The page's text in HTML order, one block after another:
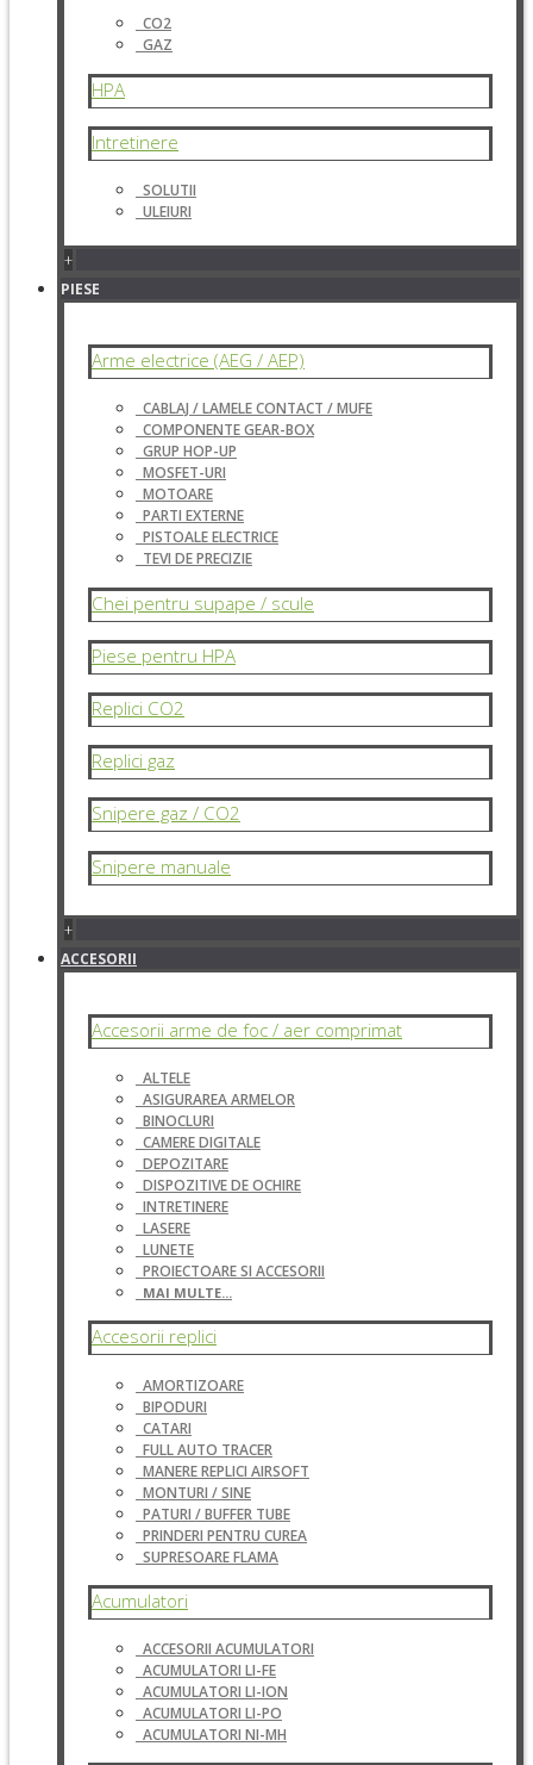
CO2
GAZ
HPA
Intretinere
SOLUTII
ULEIURI
+
PIESE
Arme electrice (AEG / AEP)
CABLAJ / LAMELE CONTACT / MUFE
COMPONENTE GEAR-BOX
GRUP HOP-UP
MOSFET-URI
MOTOARE
PARTI EXTERNE
PISTOALE ELECTRICE
TEVI DE PRECIZIE
Chei pentru supape / scule
Piese pentru HPA
Replici CO2
Replici gaz
Snipere gaz / CO2
Snipere manuale
+
ACCESORII
Accesorii arme de foc / aer comprimat
ALTELE
ASIGURAREA ARMELOR
BINOCLURI
CAMERE DIGITALE
DEPOZITARE
DISPOZITIVE DE OCHIRE
INTRETINERE
LASERE
LUNETE
PROIECTOARE SI ACCESORII
MAI MULTE...
Accesorii replici
AMORTIZOARE
BIPODURI
CATARI
FULL AUTO TRACER
MANERE REPLICI AIRSOFT
MONTURI / SINE
PATURI / BUFFER TUBE
PRINDERI PENTRU CUREA
SUPRESOARE FLAMA
Acumulatori
ACCESORII ACUMULATORI
ACUMULATORI LI-FE
ACUMULATORI LI-ION
ACUMULATORI LI-PO
ACUMULATORI NI-MH